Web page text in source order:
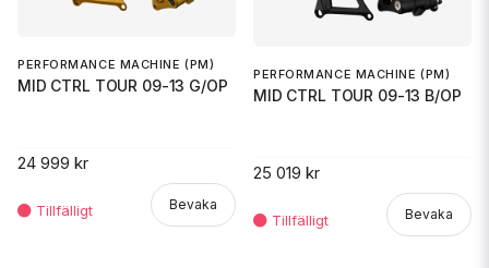
PERFORMANCE MACHINE (PM)
MID CTRL TOUR 09-13 G/OP
24 999 kr
Bevaka
PERFORMANCE MACHINE (PM)
MID CTRL TOUR 09-13 B/OP
25 019 kr
Bevaka